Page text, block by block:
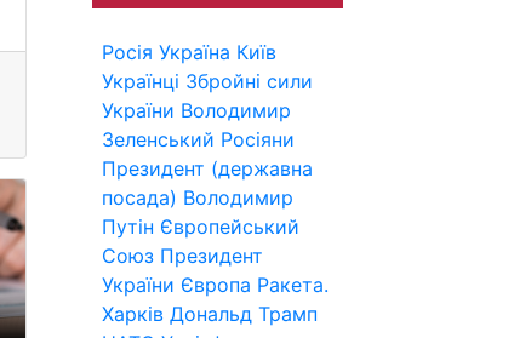
Росія Україна Київ
Українці Збройні сили
України Володимир
Зеленський Росіяни
Президент (державна
посада) Володимир
Путін Європейський
Союз Президент
України Європа Ракета.
Харків Дональд Трамп